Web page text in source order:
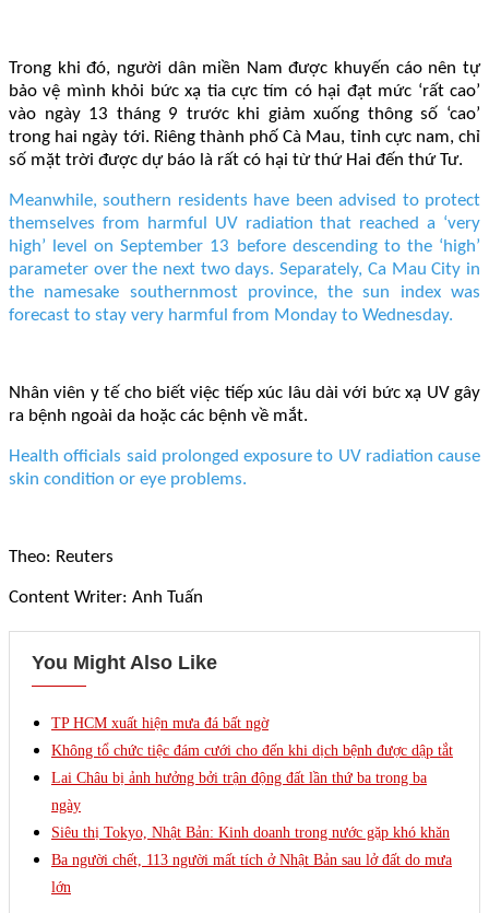
Trong khi đó, người dân miền Nam được khuyến cáo nên tự
bảo vệ mình khỏi bức xạ tia cực tím có hại đạt mức ‘rất cao’
vào ngày 13 tháng 9 trước khi giảm xuống thông số ‘cao’
trong hai ngày tới. Riêng thành phố Cà Mau, tỉnh cực nam, chỉ
số mặt trời được dự báo là rất có hại từ thứ Hai đến thứ Tư.
Meanwhile, southern residents have been advised to protect
themselves from harmful UV radiation that reached a ‘very
high’ level on September 13 before descending to the ‘high’
parameter over the next two days. Separately, Ca Mau City in
the namesake southernmost province, the sun index was
forecast to stay very harmful from Monday to Wednesday.
Nhân viên y tế cho biết việc tiếp xúc lâu dài với bức xạ UV gây
ra bệnh ngoài da hoặc các bệnh về mắt.
Health officials said prolonged exposure to UV radiation cause
skin condition or eye problems.
Theo: Reuters
Content Writer: Anh Tuấn
You Might Also Like
TP HCM xuất hiện mưa đá bất ngờ
Không tổ chức tiệc đám cưới cho đến khi dịch bệnh được dập tắt
Lai Châu bị ảnh hưởng bởi trận động đất lần thứ ba trong ba
ngày
Siêu thị Tokyo, Nhật Bản: Kinh doanh trong nước gặp khó khăn
Ba người chết, 113 người mất tích ở Nhật Bản sau lở đất do mưa
lớn